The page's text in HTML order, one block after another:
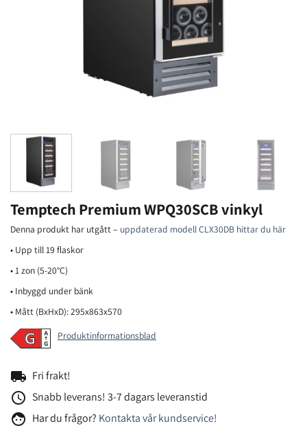
Temptech Premium WPQ30SCB vinkyl
Denna produkt har utgått – uppdaterad modell CLX30DB hittar du här
• Upp till 19 flaskor
• 1 zon (5-20°C)
• Inbyggd under bänk
• Mått (BxHxD): 295x863x570
Produktinformationsblad
local_shipping Fri frakt!
access_time Snabb leverans! 3-7 dagars leveranstid
face Har du frågor? Kontakta vår kundservice!